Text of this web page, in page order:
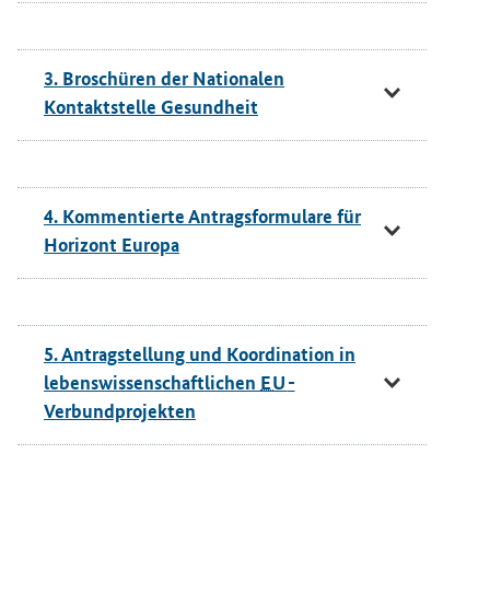
3. Broschüren der Nationalen
Kontaktstelle Gesundheit
4. Kommentierte Antragsformulare für
Horizont Europa
5. Antragstellung und Koordination in
lebenswissenschaftlichen EU-
Verbundprojekten